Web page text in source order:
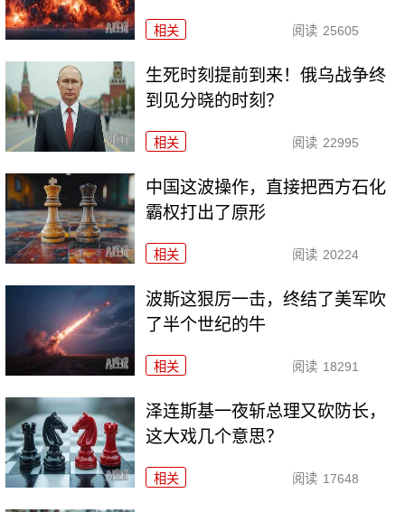
相关 阅读 25605
生死时刻提前到来！俄乌战争终
到见分晓的时刻？
相关 阅读 22995
中国这波操作，直接把西方石化
霸权打出了原形
相关 阅读 20224
波斯这狠厉一击，终结了美军吹
了半个世纪的牛
相关 阅读 18291
泽连斯基一夜斩总理又砍防长，
这大戏几个意思？
相关 阅读 17648